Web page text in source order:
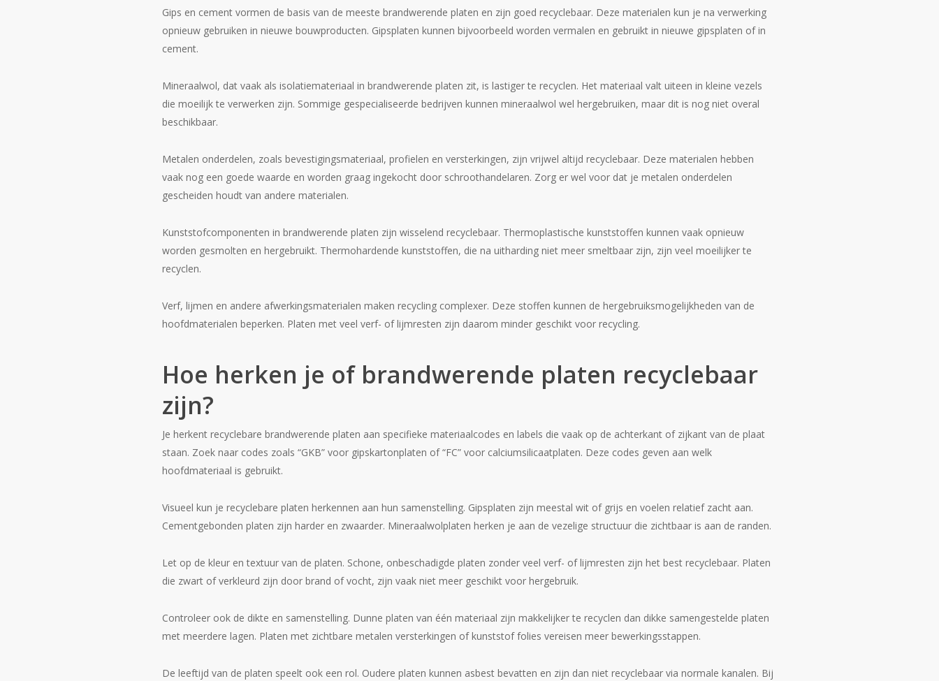
Gips en cement vormen de basis van de meeste brandwerende platen en zijn goed recyclebaar. Deze materialen kun je na verwerking
opnieuw gebruiken in nieuwe bouwproducten. Gipsplaten kunnen bijvoorbeeld worden vermalen en gebruikt in nieuwe gipsplaten of in
cement.
Mineraalwol, dat vaak als isolatiemateriaal in brandwerende platen zit, is lastiger te recyclen. Het materiaal valt uiteen in kleine vezels
die moeilijk te verwerken zijn. Sommige gespecialiseerde bedrijven kunnen mineraalwol wel hergebruiken, maar dit is nog niet overal
beschikbaar.
Metalen onderdelen, zoals bevestigingsmateriaal, profielen en versterkingen, zijn vrijwel altijd recyclebaar. Deze materialen hebben
vaak nog een goede waarde en worden graag ingekocht door schroothandelaren. Zorg er wel voor dat je metalen onderdelen
gescheiden houdt van andere materialen.
Kunststofcomponenten in brandwerende platen zijn wisselend recyclebaar. Thermoplastische kunststoffen kunnen vaak opnieuw
worden gesmolten en hergebruikt. Thermohardende kunststoffen, die na uitharding niet meer smeltbaar zijn, zijn veel moeilijker te
recyclen.
Verf, lijmen en andere afwerkingsmaterialen maken recycling complexer. Deze stoffen kunnen de hergebruiksmogelijkheden van de
hoofdmaterialen beperken. Platen met veel verf- of lijmresten zijn daarom minder geschikt voor recycling.
Hoe herken je of brandwerende platen recyclebaar
zijn?
Je herkent recyclebare brandwerende platen aan specifieke materiaalcodes en labels die vaak op de achterkant of zijkant van de plaat
staan. Zoek naar codes zoals “GKB” voor gipskartonplaten of “FC” voor calciumsilicaatplaten. Deze codes geven aan welk
hoofdmateriaal is gebruikt.
Visueel kun je recyclebare platen herkennen aan hun samenstelling. Gipsplaten zijn meestal wit of grijs en voelen relatief zacht aan.
Cementgebonden platen zijn harder en zwaarder. Mineraalwolplaten herken je aan de vezelige structuur die zichtbaar is aan de randen.
Let op de kleur en textuur van de platen. Schone, onbeschadigde platen zonder veel verf- of lijmresten zijn het best recyclebaar. Platen
die zwart of verkleurd zijn door brand of vocht, zijn vaak niet meer geschikt voor hergebruik.
Controleer ook de dikte en samenstelling. Dunne platen van één materiaal zijn makkelijker te recyclen dan dikke samengestelde platen
met meerdere lagen. Platen met zichtbare metalen versterkingen of kunststof folies vereisen meer bewerkingsstappen.
De leeftijd van de platen speelt ook een rol. Oudere platen kunnen asbest bevatten en zijn dan niet recyclebaar via normale kanalen. Bij